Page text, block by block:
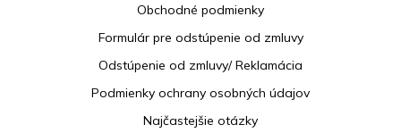
Obchodné podmienky
Formulár pre odstúpenie od zmluvy
Odstúpenie od zmluvy/ Reklamácia
Podmienky ochrany osobných údajov
Najčastejšie otázky